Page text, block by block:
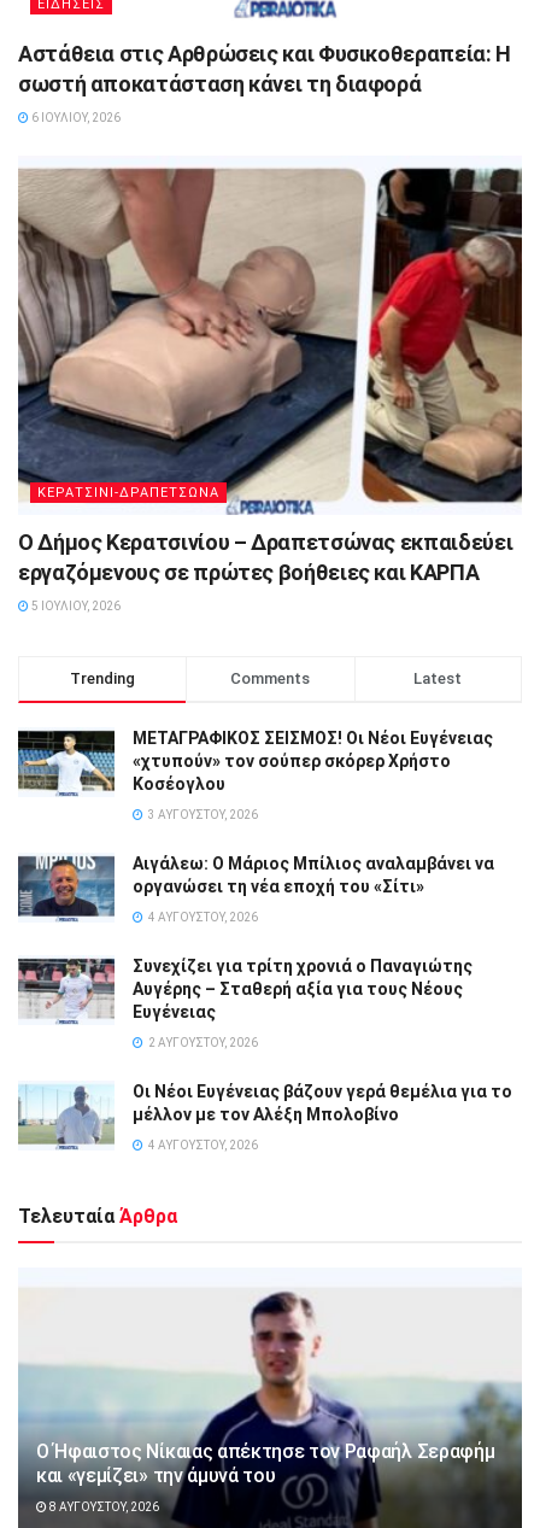
ΕΙΔΗΣΕΙΣ
Αστάθεια στις Αρθρώσεις και Φυσικοθεραπεία: Η
σωστή αποκατάσταση κάνει τη διαφορά
6 ΙΟΥΛΊΟΥ, 2026
ΚΕΡΑΤΣΙΝΙ-ΔΡΑΠΕΤΣΩΝΑ
Ο Δήμος Κερατσινίου – Δραπετσώνας εκπαιδεύει
εργαζόμενους σε πρώτες βοήθειες και ΚΑΡΠΑ
5 ΙΟΥΛΊΟΥ, 2026
Trending Comments Latest
ΜΕΤΑΓΡΑΦΙΚΟΣ ΣΕΙΣΜΟΣ! Οι Νέοι Ευγένειας
«χτυπούν» τον σούπερ σκόρερ Χρήστο
Κοσέογλου
3 ΑΥΓΟΎΣΤΟΥ, 2026
Αιγάλεω: Ο Μάριος Μπίλιος αναλαμβάνει να
οργανώσει τη νέα εποχή του «Σίτι»
4 ΑΥΓΟΎΣΤΟΥ, 2026
Συνεχίζει για τρίτη χρονιά ο Παναγιώτης
Αυγέρης – Σταθερή αξία για τους Νέους
Ευγένειας
2 ΑΥΓΟΎΣΤΟΥ, 2026
Οι Νέοι Ευγένειας βάζουν γερά θεμέλια για το
μέλλον με τον Αλέξη Μπολοβίνο
4 ΑΥΓΟΎΣΤΟΥ, 2026
Τελευταία Άρθρα
Ο Ήφαιστος Νίκαιας απέκτησε τον Ραφαήλ Σεραφήμ
και «γεμίζει» την άμυνά του
8 ΑΥΓΟΎΣΤΟΥ, 2026